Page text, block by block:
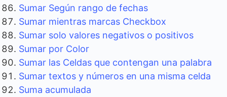
Sumar Según rango de fechas
Sumar mientras marcas Checkbox
Sumar solo valores negativos o positivos
Sumar por Color
Sumar las Celdas que contengan una palabra
Sumar textos y números en una misma celda
Suma acumulada